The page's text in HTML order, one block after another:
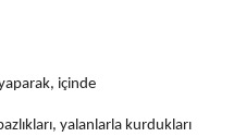
içinde
yalanlarla kurdukları